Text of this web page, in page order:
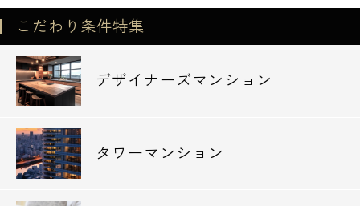
頂けますのでお気軽にお問い合わせ下さい。
こだわり条件特集
デザイナーズマンション
タワーマンション